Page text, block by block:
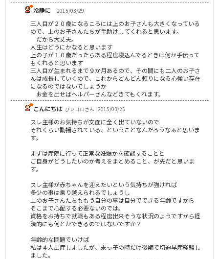
冷静に | 2015/03/29
三人目が２０歳になるころには上のお子さんも大きくなっている
ので、上のお子さんたちが手助けしてくれると思います。
だから大丈夫。
人生はどうにかなると思います
上の子が１０歳だったらある程度寝込んでるときは何か手伝って
もくれると思います
三人目が生まれるまで９か月あるので、その間にも二人のお子さ
んは成長していくので、これからどんどん頼りになる心強い存在
になるのではないでしょうか
お金を出せばヘルパーさんなどきてもくれます。
こんにちは ひぃコロさん | 2015/03/25
スレ主様のお気持ちが文面に全く出ていないので
それくらい動揺されている、ということなんだろうなぁと思いま
す。
まずは産院に行って正常な妊娠かを確認することと
ご自身がどうしたいのか考えをまとめること、が先だと思いま
す。
スレ主様が赤ちゃんを迎えたいという気持ちが強ければ
多少の事は乗り越えられるでしょうし
上のお子さんたちももう自分の事は自分でできる年齢ですから
そこまで心配する必要ないのでは。
資格をお持ちで就職もある程度出来そうな状況のようですから経
済的にも何とかできるのではないですか？
年齢的な問題でいけば
私は４人出産しましたが、末っ子の時だけ後期で切迫早産経験し
ました。